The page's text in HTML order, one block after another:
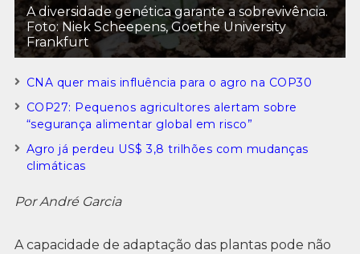
A diversidade genética garante a sobrevivência.
Foto: Niek Scheepens, Goethe University
Frankfurt
CNA quer mais influência para o agro na COP30
COP27: Pequenos agricultores alertam sobre
“segurança alimentar global em risco”
Agro já perdeu US$ 3,8 trilhões com mudanças
climáticas
Por André Garcia
A capacidade de adaptação das plantas pode não